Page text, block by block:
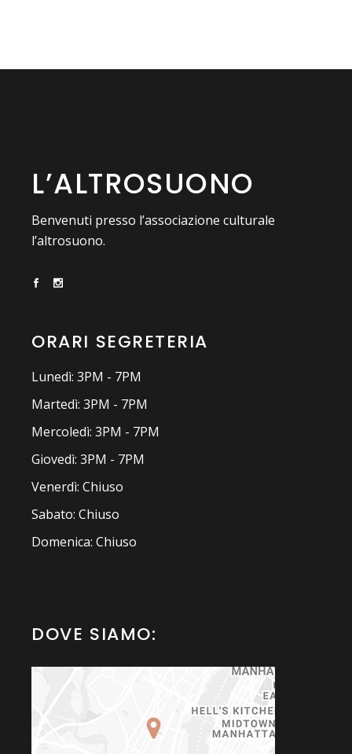
L’ALTROSUONO
Benvenuti presso l’associazione culturale
l’altrosuono.
ORARI SEGRETERIA
Lunedì: 3PM - 7PM
Martedì: 3PM - 7PM
Mercoledì: 3PM - 7PM
Giovedì: 3PM - 7PM
Venerdì: Chiuso
Sabato: Chiuso
Domenica: Chiuso
DOVE SIAMO: